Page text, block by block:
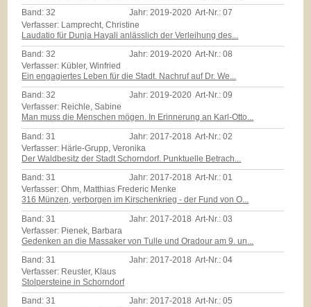
Band:32 Jahr:2019-2020 Art-Nr.:07
Verfasser: Lamprecht, Christine
Laudatio für Dunja Hayali anlässlich der Verleihung des...
Band:32 Jahr:2019-2020 Art-Nr.:08
Verfasser: Kübler, Winfried
Ein engagiertes Leben für die Stadt. Nachruf auf Dr. We...
Band:32 Jahr:2019-2020 Art-Nr.:09
Verfasser: Reichle, Sabine
Man muss die Menschen mögen. In Erinnerung an Karl-Otto...
Band:31 Jahr: 2017-2018 Art-Nr.:02
Verfasser: Härle-Grupp, Veronika
Der Waldbesitz der Stadt Schorndorf. Punktuelle Betrach...
Band:31 Jahr:2017-2018 Art-Nr.:01
Verfasser: Ohm, Matthias Frederic Menke
316 Münzen, verborgen im Kirschenkrieg - der Fund von O...
Band:31 Jahr: 2017-2018 Art-Nr.:03
Verfasser: Pienek, Barbara
Gedenken an die Massaker von Tulle und Oradour am 9. un...
Band:31 Jahr:2017-2018 Art-Nr.:04
Verfasser: Reuster, Klaus
Stolpersteine in Schorndorf
Band:31 Jahr:2017-2018 Art-Nr.:05